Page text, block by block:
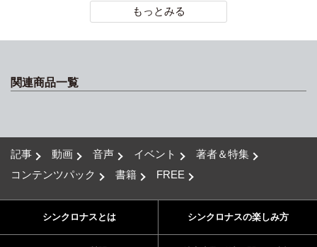
もっとみる
関連商品一覧
記事 動画 音声 イベント
著者＆特集
コンテンツパック
書籍 FREE
シンクロナスとは シンクロナスの楽しみ方